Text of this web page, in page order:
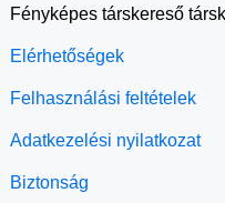
Fényképes társkereső
Elérhetőségek
Felhasználási feltételek
Adatkezelési nyilatkozat
Biztonság